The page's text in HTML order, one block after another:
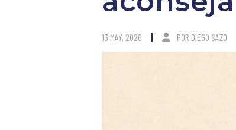
13 MAY, 2026 POR DIEGO SAZO